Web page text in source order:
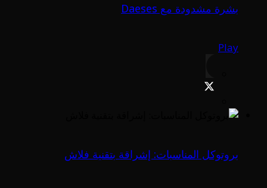
بشرة مشدودة مع Daeses
Play
بروتوكل المناسبات: إشراقة بتقنية فلاش